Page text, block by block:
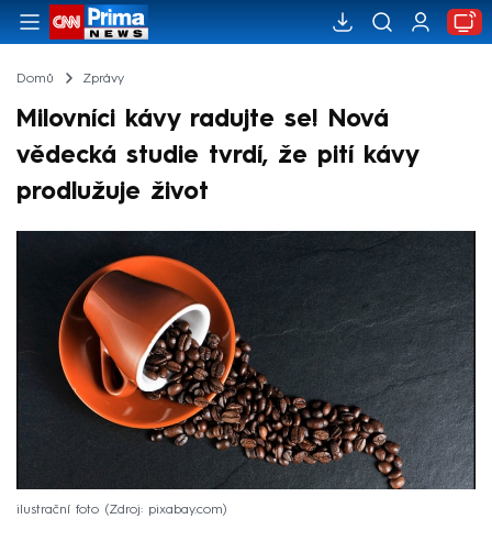
Domů Zprávy
Milovníci kávy radujte se! Nová
vědecká studie tvrdí, že pití kávy
prodlužuje život
ilustrační foto Zdroj: pixabay.com